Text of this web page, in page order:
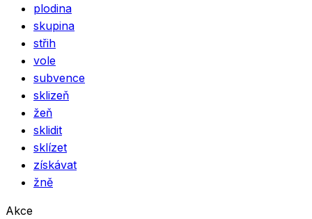
plodina
skupina
střih
vole
subvence
sklizeň
žeň
sklidit
sklízet
získávat
žně
Akce